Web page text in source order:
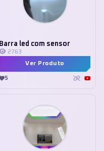
Barra led com sensor
2763
Ver Produto
5